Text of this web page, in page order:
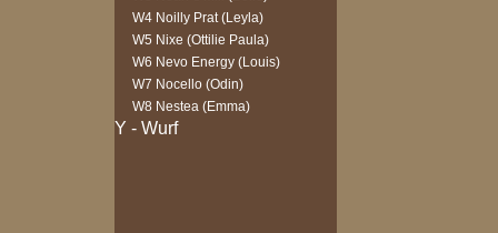
W4 Noilly Prat (Leyla)
W5 Nixe (Ottilie Paula)
W6 Nevo Energy (Louis)
W7 Nocello (Odin)
W8 Nestea (Emma)